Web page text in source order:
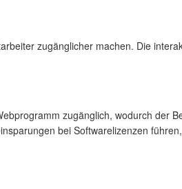
zugänglicher machen. Die
zugänglich, wodurch der
bei Softwarelizenzen